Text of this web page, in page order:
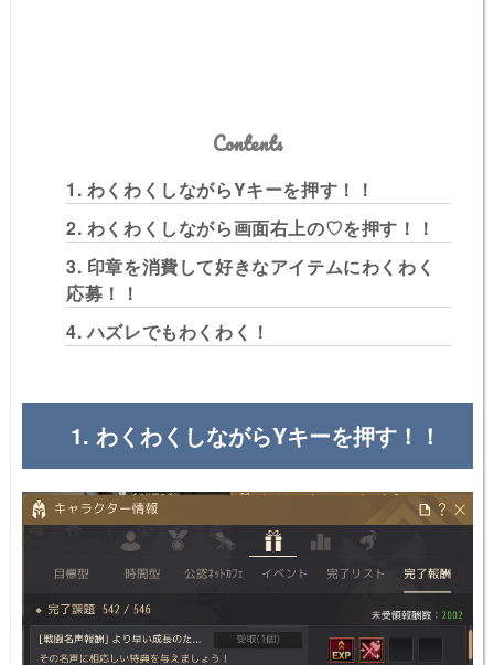
Contents
1. わくわくしながらYキーを押す！！
2. わくわくしながら画面右上の♡を押す！！
3. 印章を消費して好きなアイテムにわくわく
応募！！
4. ハズレでもわくわく！
1. わくわくしながらYキーを押す！！